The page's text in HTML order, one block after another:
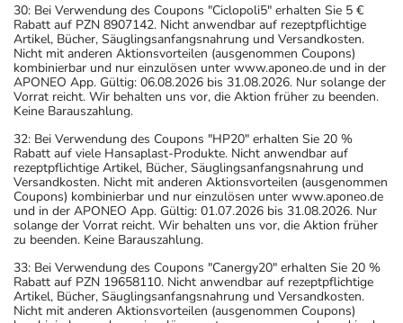
30: Bei Verwendung des Coupons "Ciclopoli5" erhalten Sie 5 €
Rabatt auf PZN 8907142. Nicht anwendbar auf rezeptpflichtige
Artikel, Bücher, Säuglingsanfangsnahrung und Versandkosten.
Nicht mit anderen Aktionsvorteilen (ausgenommen Coupons)
kombinierbar und nur einzulösen unter www.aponeo.de und in der
APONEO App. Gültig: 06.08.2026 bis 31.08.2026. Nur solange der
Vorrat reicht. Wir behalten uns vor, die Aktion früher zu beenden.
Keine Barauszahlung.
32: Bei Verwendung des Coupons "HP20" erhalten Sie 20 %
Rabatt auf viele Hansaplast-Produkte. Nicht anwendbar auf
rezeptpflichtige Artikel, Bücher, Säuglingsanfangsnahrung und
Versandkosten. Nicht mit anderen Aktionsvorteilen (ausgenommen
Coupons) kombinierbar und nur einzulösen unter www.aponeo.de
und in der APONEO App. Gültig: 01.07.2026 bis 31.08.2026. Nur
solange der Vorrat reicht. Wir behalten uns vor, die Aktion früher
zu beenden. Keine Barauszahlung.
33: Bei Verwendung des Coupons "Canergy20" erhalten Sie 20 %
Rabatt auf PZN 19658110. Nicht anwendbar auf rezeptpflichtige
Artikel, Bücher, Säuglingsanfangsnahrung und Versandkosten.
Nicht mit anderen Aktionsvorteilen (ausgenommen Coupons)